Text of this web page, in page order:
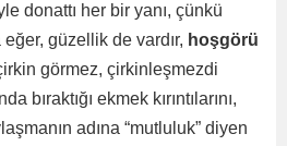
donattı her bir yanı, çünkü
güzellik de vardır, hoşgörü
görmez, çirkinleşmezdi
bıraktığı ekmek kırıntılarını,
adına “mutluluk” diyen